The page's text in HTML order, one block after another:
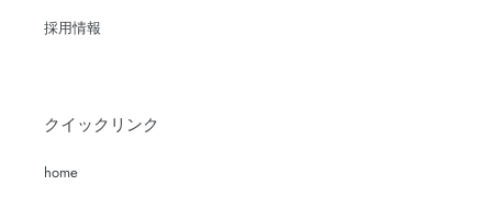
採用情報
クイックリンク
home